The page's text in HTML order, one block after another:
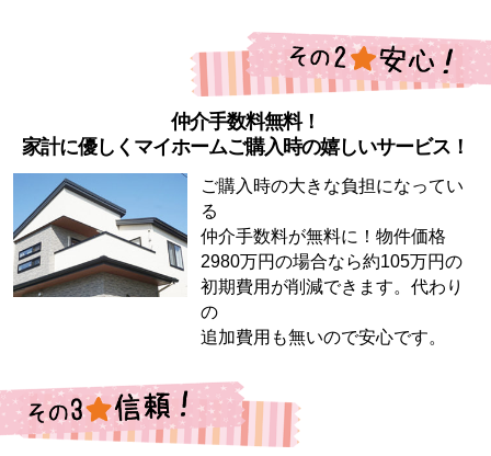
仲介手数料無料！
家計に優しくマイホームご購入時の嬉しいサービス！
ご購入時の大きな負担になってい
る
仲介手数料が無料に！物件価格
2980万円の場合なら約105万円の
初期費用が削減できます。代わり
の
追加費用も無いので安心です。